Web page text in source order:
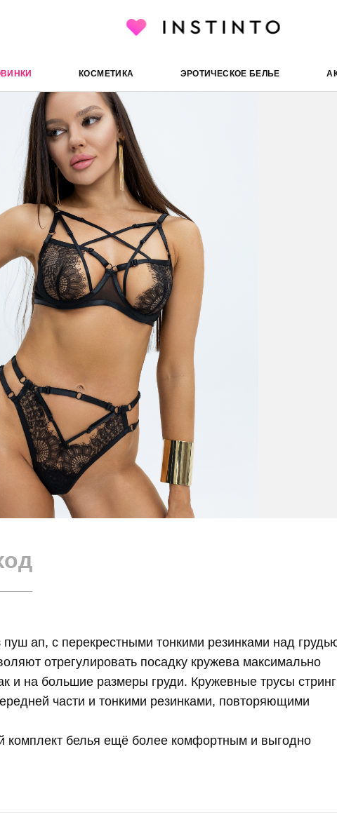
КОСМЕТИКА ЭРОТИЧЕСКОЕ БЕЛЬЕ
Комплекты эротического белья Комплекты без Push-up
ап, с перекрестными тонкими резинками над
отрегулировать посадку кружева максимально
и на большие размеры груди. Кружевные трусы
части и тонкими резинками, повторяющими
комплект белья ещё более комфортным и выгодно